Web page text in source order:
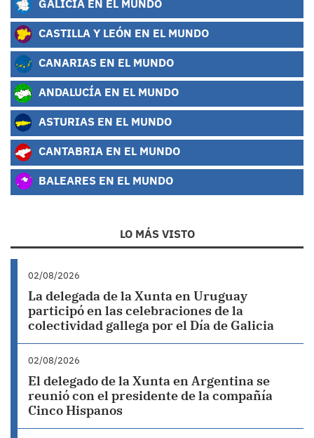
GALICIA EN EL MUNDO
CASTILLA Y LEÓN EN EL MUNDO
CANARIAS EN EL MUNDO
ANDALUCÍA EN EL MUNDO
ASTURIAS EN EL MUNDO
CANTABRIA EN EL MUNDO
BALEARES EN EL MUNDO
LO MÁS VISTO
02/08/2026
La delegada de la Xunta en Uruguay
participó en las celebraciones de la
colectividad gallega por el Día de Galicia
02/08/2026
El delegado de la Xunta en Argentina se
reunió con el presidente de la compañía
Cinco Hispanos